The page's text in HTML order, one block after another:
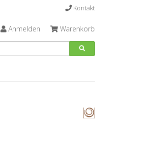
Kontakt
Anmelden Warenkorb